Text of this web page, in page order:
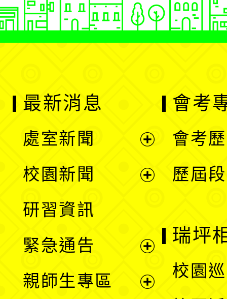
最新消息
處室新聞
單
校園新聞
選
單
研習資訊
緊急通告
親師生專區
會考
會考
歷屆
瑞坪
校園